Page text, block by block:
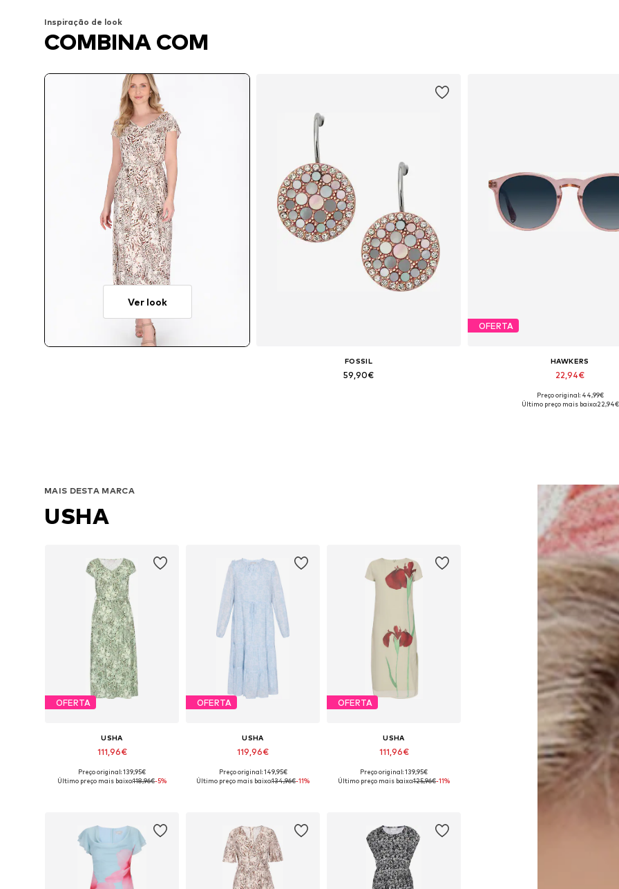
Inspiração de look
COMBINA COM
Ver look
FOSSIL
59,90€
OFERTA
HAWKERS
22,94€
Tamanhos disponíveis:
Preço original: 44,99€
Último preço mais baixo:22,94€
MAIS DESTA MARCA
USHA
OFERTA
USHA
111,96€
Preço original: 139,95€
Último preço mais baixo:118,96€-5%
OFERTA
USHA
119,96€
Preço original: 149,95€
Último preço mais baixo:134,96€-11%
OFERTA
USHA
111,96€
Preço original: 139,95€
Último preço mais baixo:125,96€-11%